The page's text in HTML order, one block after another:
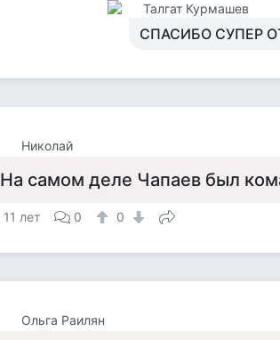
Талгат Курмашев
СПАСИБО СУПЕР
Николай
На самом деле Чапаев был
11 лет 0 0
Ольга Раилян